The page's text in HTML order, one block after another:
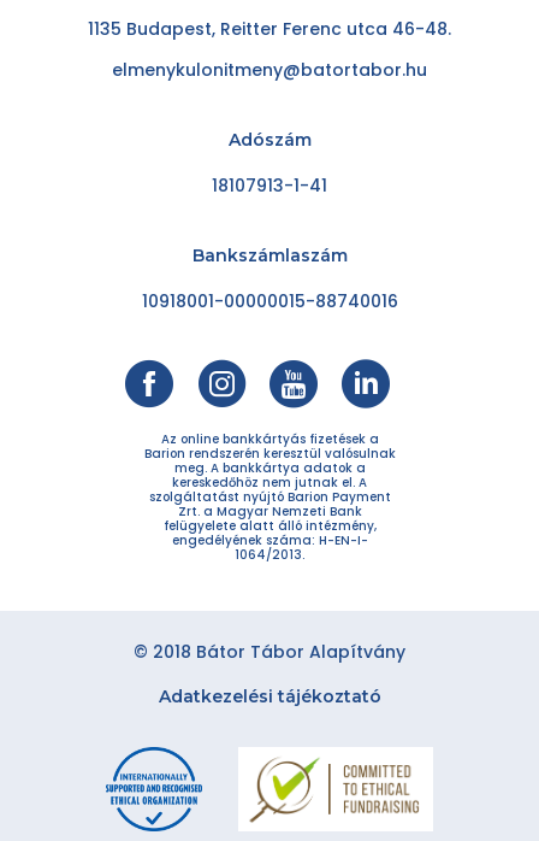
1135 Budapest, Reitter Ferenc utca 46-48.
elmenykulonitmeny@batortabor.hu
Adószám
18107913-1-41
Bankszámlaszám
10918001-00000015-88740016
Az online bankkártyás fizetések a
Barion rendszerén keresztül valósulnak
meg. A bankkártya adatok a
kereskedőhöz nem jutnak el. A
szolgáltatást nyújtó Barion Payment
Zrt. a Magyar Nemzeti Bank
felügyelete alatt álló intézmény,
engedélyének száma: H-EN-I-
1064/2013.
© 2018 Bátor Tábor Alapítvány
Adatkezelési tájékoztató